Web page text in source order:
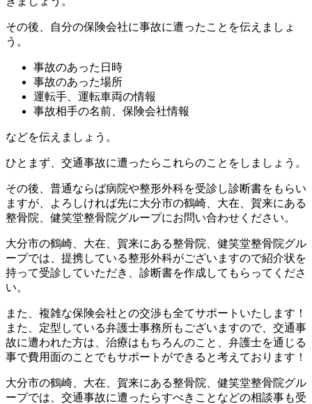
その後、自分の保険会社に事故に遭ったことを伝えましょ
う。
事故のあった日時
事故のあった場所
運転手、運転車両の情報
事故相手の名前、保険会社情報
などを伝えましょう。
ひとまず、交通事故に遭ったらこれらのことをしましょう。
その後、普通ならば病院や整形外科を受診し診断書をもらい
ますが、よろしければ先に大分市の鶴崎、大在、賀来にある
整骨院、健笑堂整骨院グループにお問い合わせください。
大分市の鶴崎、大在、賀来にある整骨院、健笑堂整骨院グル
ープでは、提携している整形外科がございますので紹介状を
持って受診していただき、診断書を作成してもらってくださ
い。
また、複雑な保険会社との交渉も全てサポートいたします！
また、定型している弁護士事務所もございますので、交通事
故に遭われた方は、治療はもちろんのこと、弁護士を通じる
事で費用面のことでもサポートができると考えております！
大分市の鶴崎、大在、賀来にある整骨院、健笑堂整骨院グル
ープでは、交通事故に遭ったらすべきことなどの相談事も受